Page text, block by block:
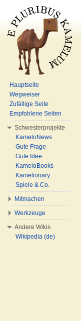
Hauptseite
Wegweiser
Zufällige Seite
Empfohlene Seiten
Schwesterprojekte
KameloNews
Gute Frage
Gute Idee
KameloBooks
Kamelionary
Spiele & Co.
Mitmachen
Werkzeuge
Andere Wikis
Wikipedia (de)